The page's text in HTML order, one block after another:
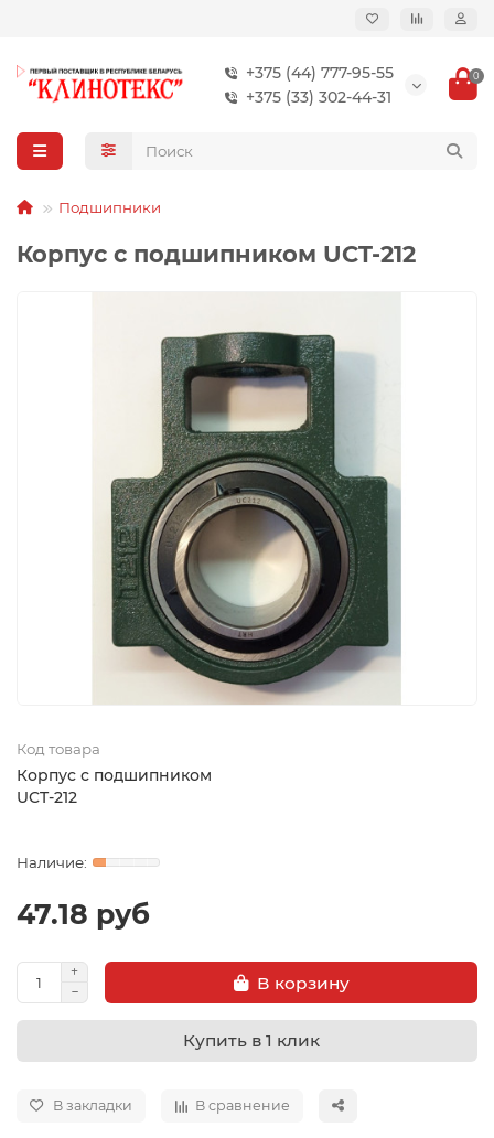
+375 (44) 777-95-55
+375 (33) 302-44-31
0
Подшипники
Корпус с подшипником UCT-212
Код товара
Корпус с подшипником
UCT-212
47.18 руб
В корзину
Купить в 1 клик
В закладки В сравнение